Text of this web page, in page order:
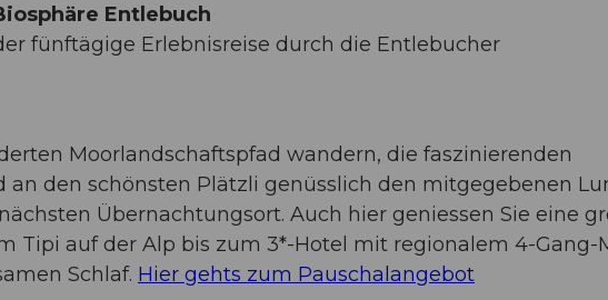
Entlebuch
fünftägige Erlebnisreise durch die Entlebucher
Moorlandschaftspfad wandern, die faszinierenden
an den schönsten Plätzli genüsslich den mitgegebenen
Übernachtungsort. Auch hier geniessen Sie eine
Tipi auf der Alp bis zum 3*-Hotel mit regionalem 4-Gang-
Schlaf. Hier gehts zum Pauschalangebot